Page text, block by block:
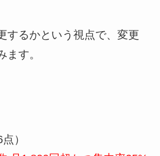
するかという視点で、変更
す。
）